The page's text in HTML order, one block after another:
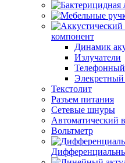
компонент
Динамик
Излучатели
Текстолит
Разъем питания
Сетевые шнуры
Автоматический
Вольтметр